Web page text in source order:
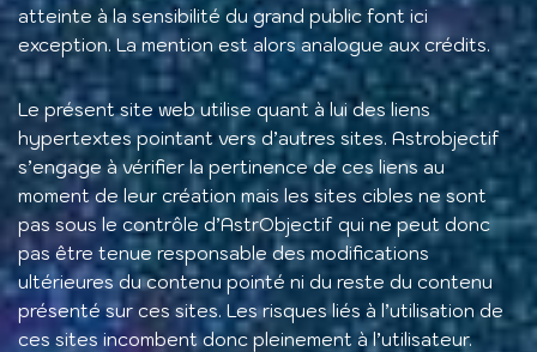
atteinte à la sensibilité du grand public font ici
exception. La mention est alors analogue aux crédits.
Le présent site web utilise quant à lui des liens
hypertextes pointant vers d’autres sites. Astrobjectif
s’engage à vérifier la pertinence de ces liens au
moment de leur création mais les sites cibles ne sont
pas sous le contrôle d’AstrObjectif qui ne peut donc
pas être tenue responsable des modifications
ultérieures du contenu pointé ni du reste du contenu
présenté sur ces sites. Les risques liés à l’utilisation de
ces sites incombent donc pleinement à l’utilisateur.